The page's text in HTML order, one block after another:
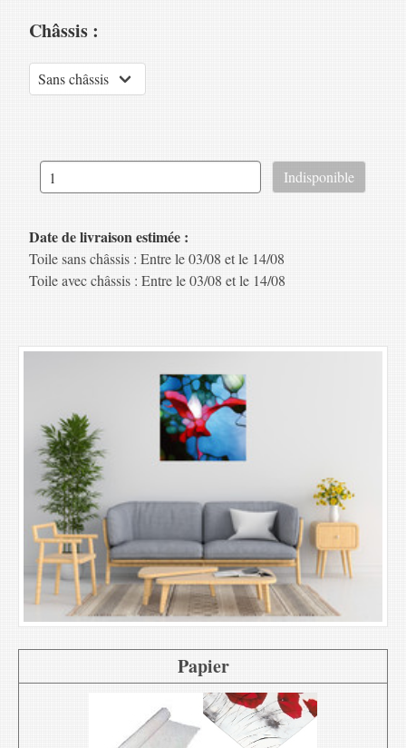
Châssis :
Date de livraison estimée :
Toile sans châssis : Entre le 03/08 et le 14/08
Toile avec châssis : Entre le 03/08 et le 14/08
Papier